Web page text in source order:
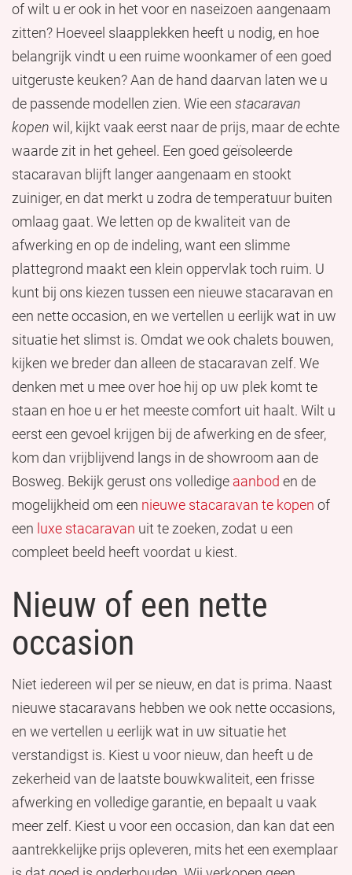
of wilt u er ook in het voor en naseizoen aangenaam
zitten? Hoeveel slaapplekken heeft u nodig, en hoe
belangrijk vindt u een ruime woonkamer of een goed
uitgeruste keuken? Aan de hand daarvan laten we u
de passende modellen zien. Wie een stacaravan
kopen wil, kijkt vaak eerst naar de prijs, maar de echte
waarde zit in het geheel. Een goed geïsoleerde
stacaravan blijft langer aangenaam en stookt
zuiniger, en dat merkt u zodra de temperatuur buiten
omlaag gaat. We letten op de kwaliteit van de
afwerking en op de indeling, want een slimme
plattegrond maakt een klein oppervlak toch ruim. U
kunt bij ons kiezen tussen een nieuwe stacaravan en
een nette occasion, en we vertellen u eerlijk wat in uw
situatie het slimst is. Omdat we ook chalets bouwen,
kijken we breder dan alleen de stacaravan zelf. We
denken met u mee over hoe hij op uw plek komt te
staan en hoe u er het meeste comfort uit haalt. Wilt u
eerst een gevoel krijgen bij de afwerking en de sfeer,
kom dan vrijblijvend langs in de showroom aan de
Bosweg. Bekijk gerust ons volledige aanbod en de
mogelijkheid om een nieuwe stacaravan te kopen of
een luxe stacaravan uit te zoeken, zodat u een
compleet beeld heeft voordat u kiest.
Nieuw of een nette
occasion
Niet iedereen wil per se nieuw, en dat is prima. Naast
nieuwe stacaravans hebben we ook nette occasions,
en we vertellen u eerlijk wat in uw situatie het
verstandigst is. Kiest u voor nieuw, dan heeft u de
zekerheid van de laatste bouwkwaliteit, een frisse
afwerking en volledige garantie, en bepaalt u vaak
meer zelf. Kiest u voor een occasion, dan kan dat een
aantrekkelijke prijs opleveren, mits het een exemplaar